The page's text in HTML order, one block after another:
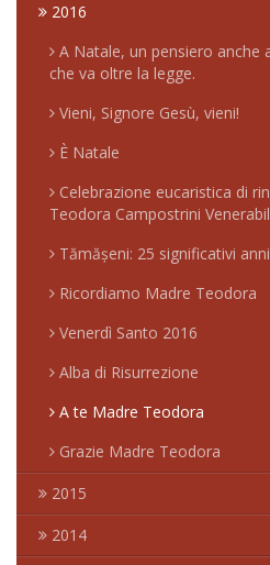
2016
A Natale, un pensiero anche
che va oltre la legge.
Vieni, Signore Gesù, vieni!
È Natale
Celebrazione eucaristica di
Teodora Campostrini
Tămășeni: 25 significativi anni
Ricordiamo Madre Teodora
Venerdì Santo 2016
Alba di Risurrezione
A te Madre Teodora
Grazie Madre Teodora
2015
2014